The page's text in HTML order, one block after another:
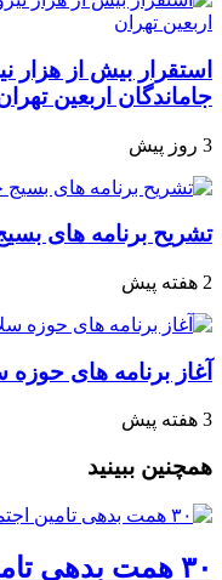
استقرار بیش از هزار
جاماندگان اربعین
3 روز پیش
تشریح برنامه های بسیج
2 هفته پیش
آغاز برنامه های
3 هفته پیش
همچنین ببینید
۳۰ همت بدهی